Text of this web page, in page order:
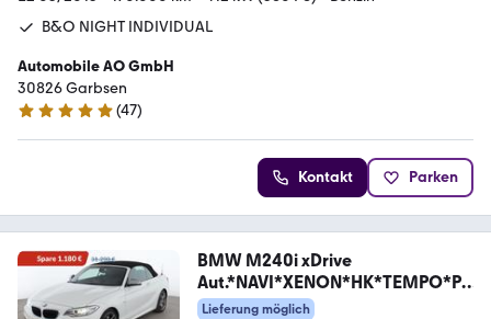
B&O NIGHT INDIVIDUAL
Automobile AO GmbH
30826 Garbsen
5 Sterne
(47)
Kontakt Parken
BMW M240i xDrive
Aut.*NAVI*XENON*HK*TEMPO*PD
C*SH
Lieferung möglich